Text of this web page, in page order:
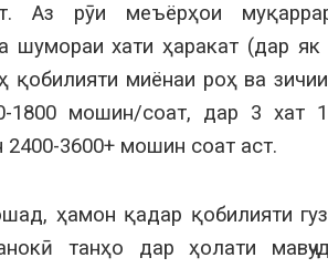
Аз рӯи меъёрҳои
шумораи хати ҳаракат (дар як
қобилияти миёнаи роҳ ва
мошин/соат, дар 3 хат
3600+ мошин соат аст.
ҳамон қадар қобилияти
танҳо дар ҳолати